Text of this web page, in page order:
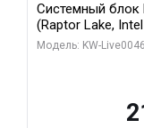
Системный блок
(Raptor Lake,
Gigabyte
Модель: KW-Live0046